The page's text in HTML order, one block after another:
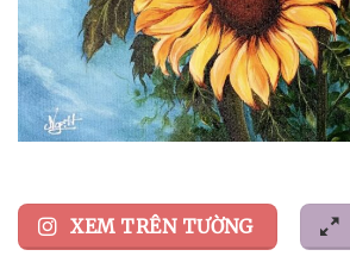
XEM TRÊN TƯỜNG